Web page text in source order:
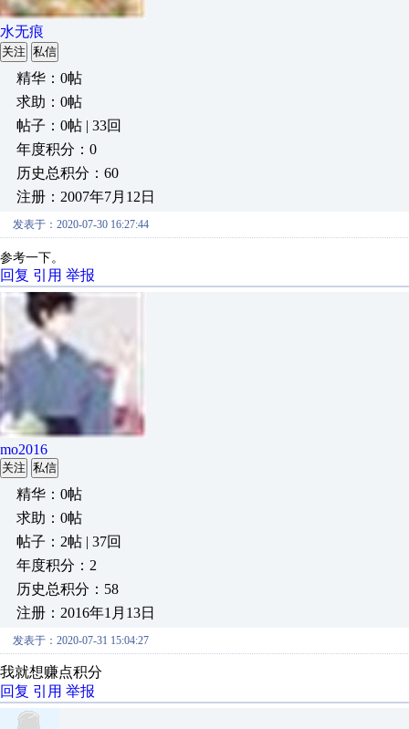
水无痕
关注 私信
精华：0帖
求助：0帖
帖子：0帖 | 33回
年度积分：0
历史总积分：60
注册：2007年7月12日
发表于：2020-07-30 16:27:44
参考一下。
回复 引用 举报
mo2016
关注 私信
精华：0帖
求助：0帖
帖子：2帖 | 37回
年度积分：2
历史总积分：58
注册：2016年1月13日
发表于：2020-07-31 15:04:27
我就想赚点积分
回复 引用 举报